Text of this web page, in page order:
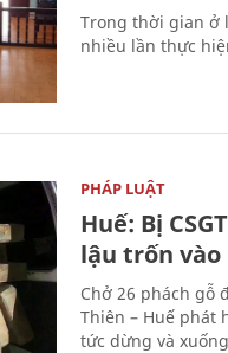
Trong thời gian ở
nhiều lần thực
PHÁP LUẬT
Huế: Bị
lậu trốn
Chở 26 phách gỗ
Thiên – Huế phát
tức dừng và